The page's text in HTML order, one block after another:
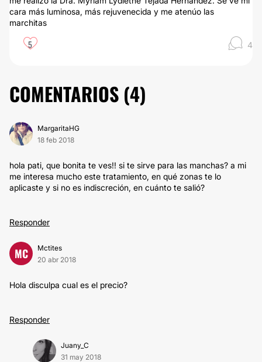
cara más luminosa, más rejuvenecida y me atenúo las
marchitas
5 4
COMENTARIOS (4)
MargaritaHG
18 feb 2018
hola pati, que bonita te ves!! si te sirve para las manchas? a mi
me interesa mucho este tratamiento, en qué zonas te lo
aplicaste y si no es indiscreción, en cuánto te salió?
Responder
MC
Mctites
20 abr 2018
Hola disculpa cual es el precio?
Responder
Juany_C
31 may 2018